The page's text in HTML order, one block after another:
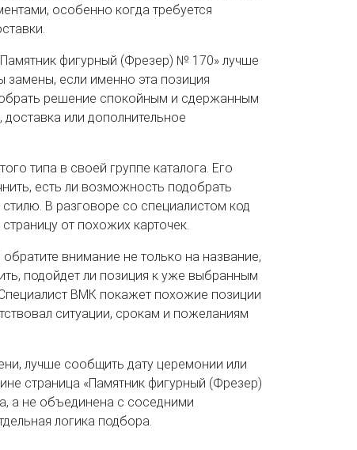
особенно когда требуется
фигурный (Фрезер) № 170» лучше
замены, если именно эта позиция
решение спокойным и сдержанным
доставка или дополнительное
типа в своей группе каталога. Его
есть ли возможность подобрать
В разговоре со специалистом код
от похожих карточек.
внимание не только на название,
подойдет ли позиция к уже выбранным
ВМК покажет похожие позиции
ситуации, срокам и пожеланиям
лучше сообщить дату церемонии или
страница «Памятник фигурный (Фрезер)
а не объединена с соседними
логика подбора.